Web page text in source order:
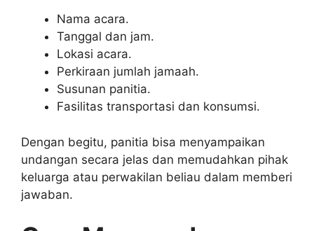
Nama acara.
Tanggal dan jam.
Lokasi acara.
Perkiraan jumlah jamaah.
Susunan panitia.
Fasilitas transportasi dan konsumsi.
Dengan begitu, panitia bisa menyampaikan
undangan secara jelas dan memudahkan pihak
keluarga atau perwakilan beliau dalam memberi
jawaban.